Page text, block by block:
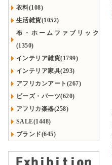
衣料(108)
生活雑貨(1052)
布・ホームファブリック
(1350)
インテリア雑貨(1799)
インテリア家具(293)
アフリカンアート(267)
ビーズ・パーツ(620)
アフリカ楽器(258)
SALE(1448)
ブランド(645)